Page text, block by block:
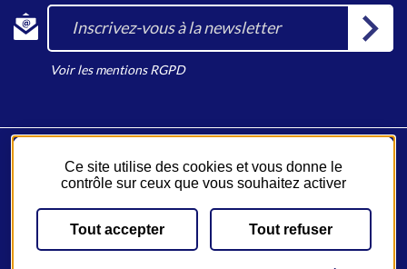
Inscrivez-vous à la newsletter
Voir les mentions RGPD
Fil Bleu, un service duSyndicat des Mobilités de Touraine
Un réseau opéré parKeolis.
Plan du site Emplois JV Malin CGV-CGU
Mentions légales
Accessibilité
Gestion des cookies Paramètres d'accessibilité
Ce site utilise des cookies et vous donne le
contrôle sur ceux que vous souhaitez activer
Tout accepter Tout refuser